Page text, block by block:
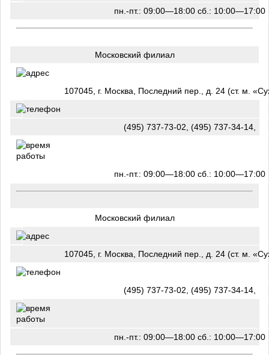
пн.-пт.: 09:00—18:00 сб.: 10:00—17:00
Московский филиал
107045, г. Москва, Последний пер., д. 24 (ст. м.
(495) 737-73-02, (495) 737-34-14,
пн.-пт.: 09:00—18:00 сб.: 10:00—17:00
Московский филиал
107045, г. Москва, Последний пер., д. 24 (ст. м.
(495) 737-73-02, (495) 737-34-14,
пн.-пт.: 09:00—18:00 сб.: 10:00—17:00